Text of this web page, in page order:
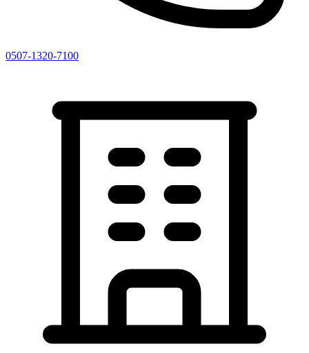
0507-1320-7100